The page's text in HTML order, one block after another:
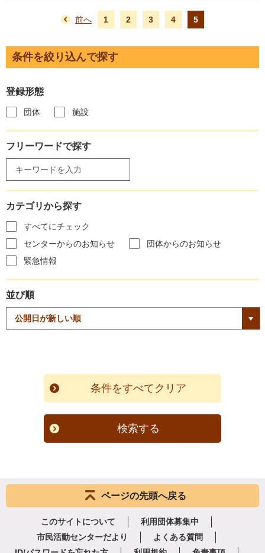
前へ 1 2 3 4 5
条件を絞り込んで探す
登録形態
団体 施設
フリーワードで探す
カテゴリから探す
すべてにチェック
センターからのお知らせ
団体からのお知らせ
緊急情報
並び順
検索する
ページの先頭へ戻る
このサイトについて
利用団体募集中
市民活動センターだより
よくある質問